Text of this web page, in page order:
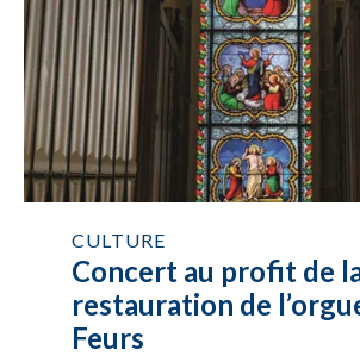
CULTURE
Concert au profit de
restauration de
Feurs